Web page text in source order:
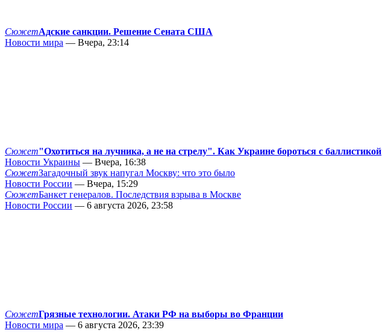
СюжетАдские санкции. Решение Сената США
Новости мира — Вчера, 23:14
Сюжет"Охотиться на лучника, а не на стрелу". Как Украине бороться с баллистикой
Новости Украины — Вчера, 16:38
СюжетЗагадочный звук напугал Москву: что это было
Новости России — Вчера, 15:29
СюжетБанкет генералов. Последствия взрыва в Москве
Новости России — 6 августа 2026, 23:58
СюжетГрязные технологии. Атаки РФ на выборы во Франции
Новости мира — 6 августа 2026, 23:39